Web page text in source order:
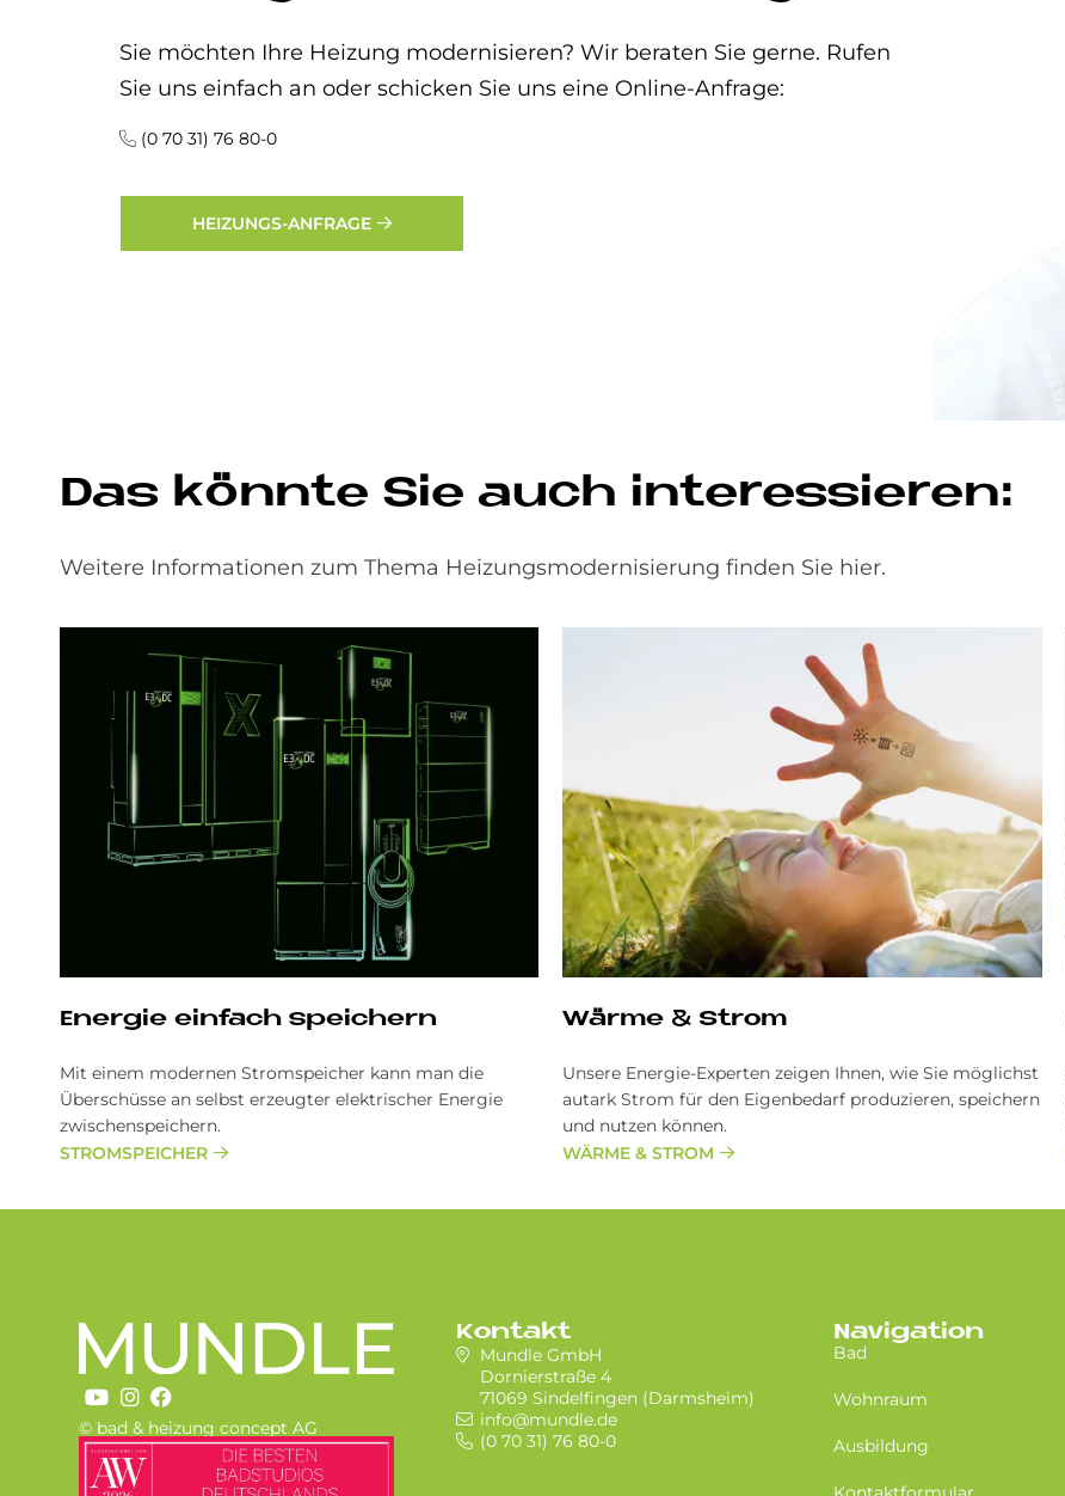
Sie möchten Ihre Heizung modernisieren? Wir beraten Sie gerne. Rufen
Sie uns einfach an oder schicken Sie uns eine Online-Anfrage:
(0 70 31) 76 80-0
HEIZUNGS-ANFRAGE
Das könn­te Sie auch in­ter­es­sie­ren:
Weitere Informationen zum Thema Heizungsmodernisierung finden Sie hier.
Energie einfach speichern
Mit einem modernen Stromspeicher kann man die
Überschüsse an selbst erzeugter elektrischer Energie
zwischenspeichern.
STROMSPEICHER
Wärme & Strom
Unsere Energie-Experten zeigen Ihnen, wie Sie möglichst
autark Strom für den Eigenbedarf produzieren, speichern
und nutzen können.
WÄRME & STROM
© bad & heizung concept AG
Bild
Kontakt
Mundle GmbH
Dornierstraße 4
71069 Sindelfingen (Darmsheim)
info@mundle.de
(0 70 31) 76 80-0
Navigation
Bad
Wohnraum
Ausbildung